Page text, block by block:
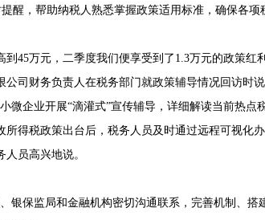
醒，帮助纳税人熟悉掌握政策适用标准，确保各项
45万元，二季度我们便享受到了1.3万元的政策红
司财务负责人在税务部门就政策辅导情况回访时说
微企业开展“滴灌式”宣传辅导，详细解读当前热点
得税政策出台后，税务人员及时通过远程可视化
员高兴地说。
银保监局和金融机构密切沟通联系，完善机制、搭